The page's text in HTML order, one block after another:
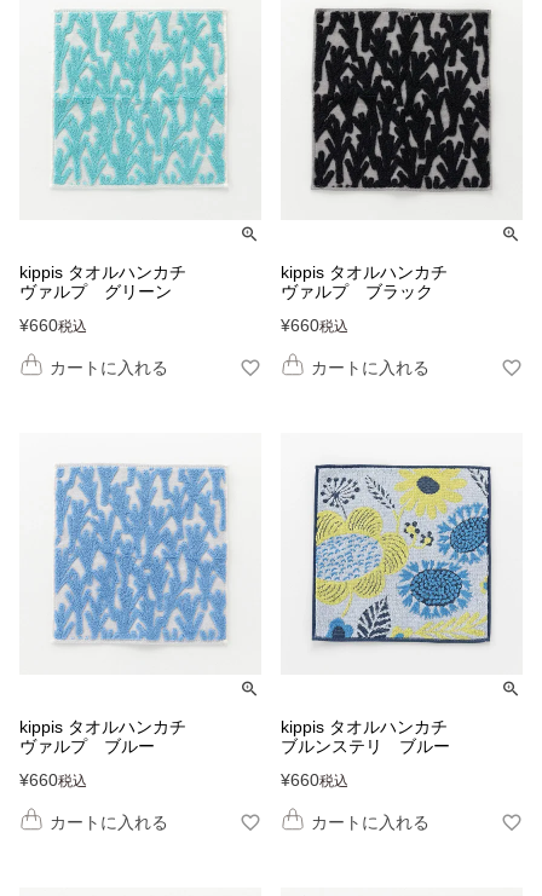
kippis タオルハンカチ
ヴァルプ グリーン
¥660税込
カートに入れる
kippis タオルハンカチ
ヴァルプ ブラック
¥660税込
カートに入れる
kippis タオルハンカチ
ヴァルプ ブルー
¥660税込
カートに入れる
kippis タオルハンカチ
ブルンステリ ブルー
¥660税込
カートに入れる